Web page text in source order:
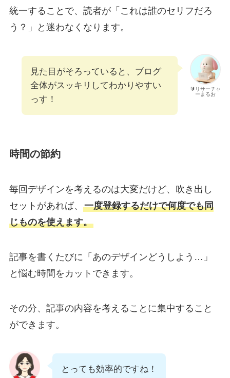
統一することで、読者が「これは誰のセリフだろ
う？」と迷わなくなります。
🔰リサーチャ
ーまるお
見た目がそろっていると、ブログ
全体がスッキリしてわかりやすい
っす！
時間の節約
毎回デザインを考えるのは大変だけど、吹き出し
セットがあれば、 一度登録するだけで何度でも同
じものを使えます。
記事を書くたびに「あのデザインどうしよう…」
と悩む時間をカットできます。
その分、記事の内容を考えることに集中すること
ができます。
とっても効率的ですね！